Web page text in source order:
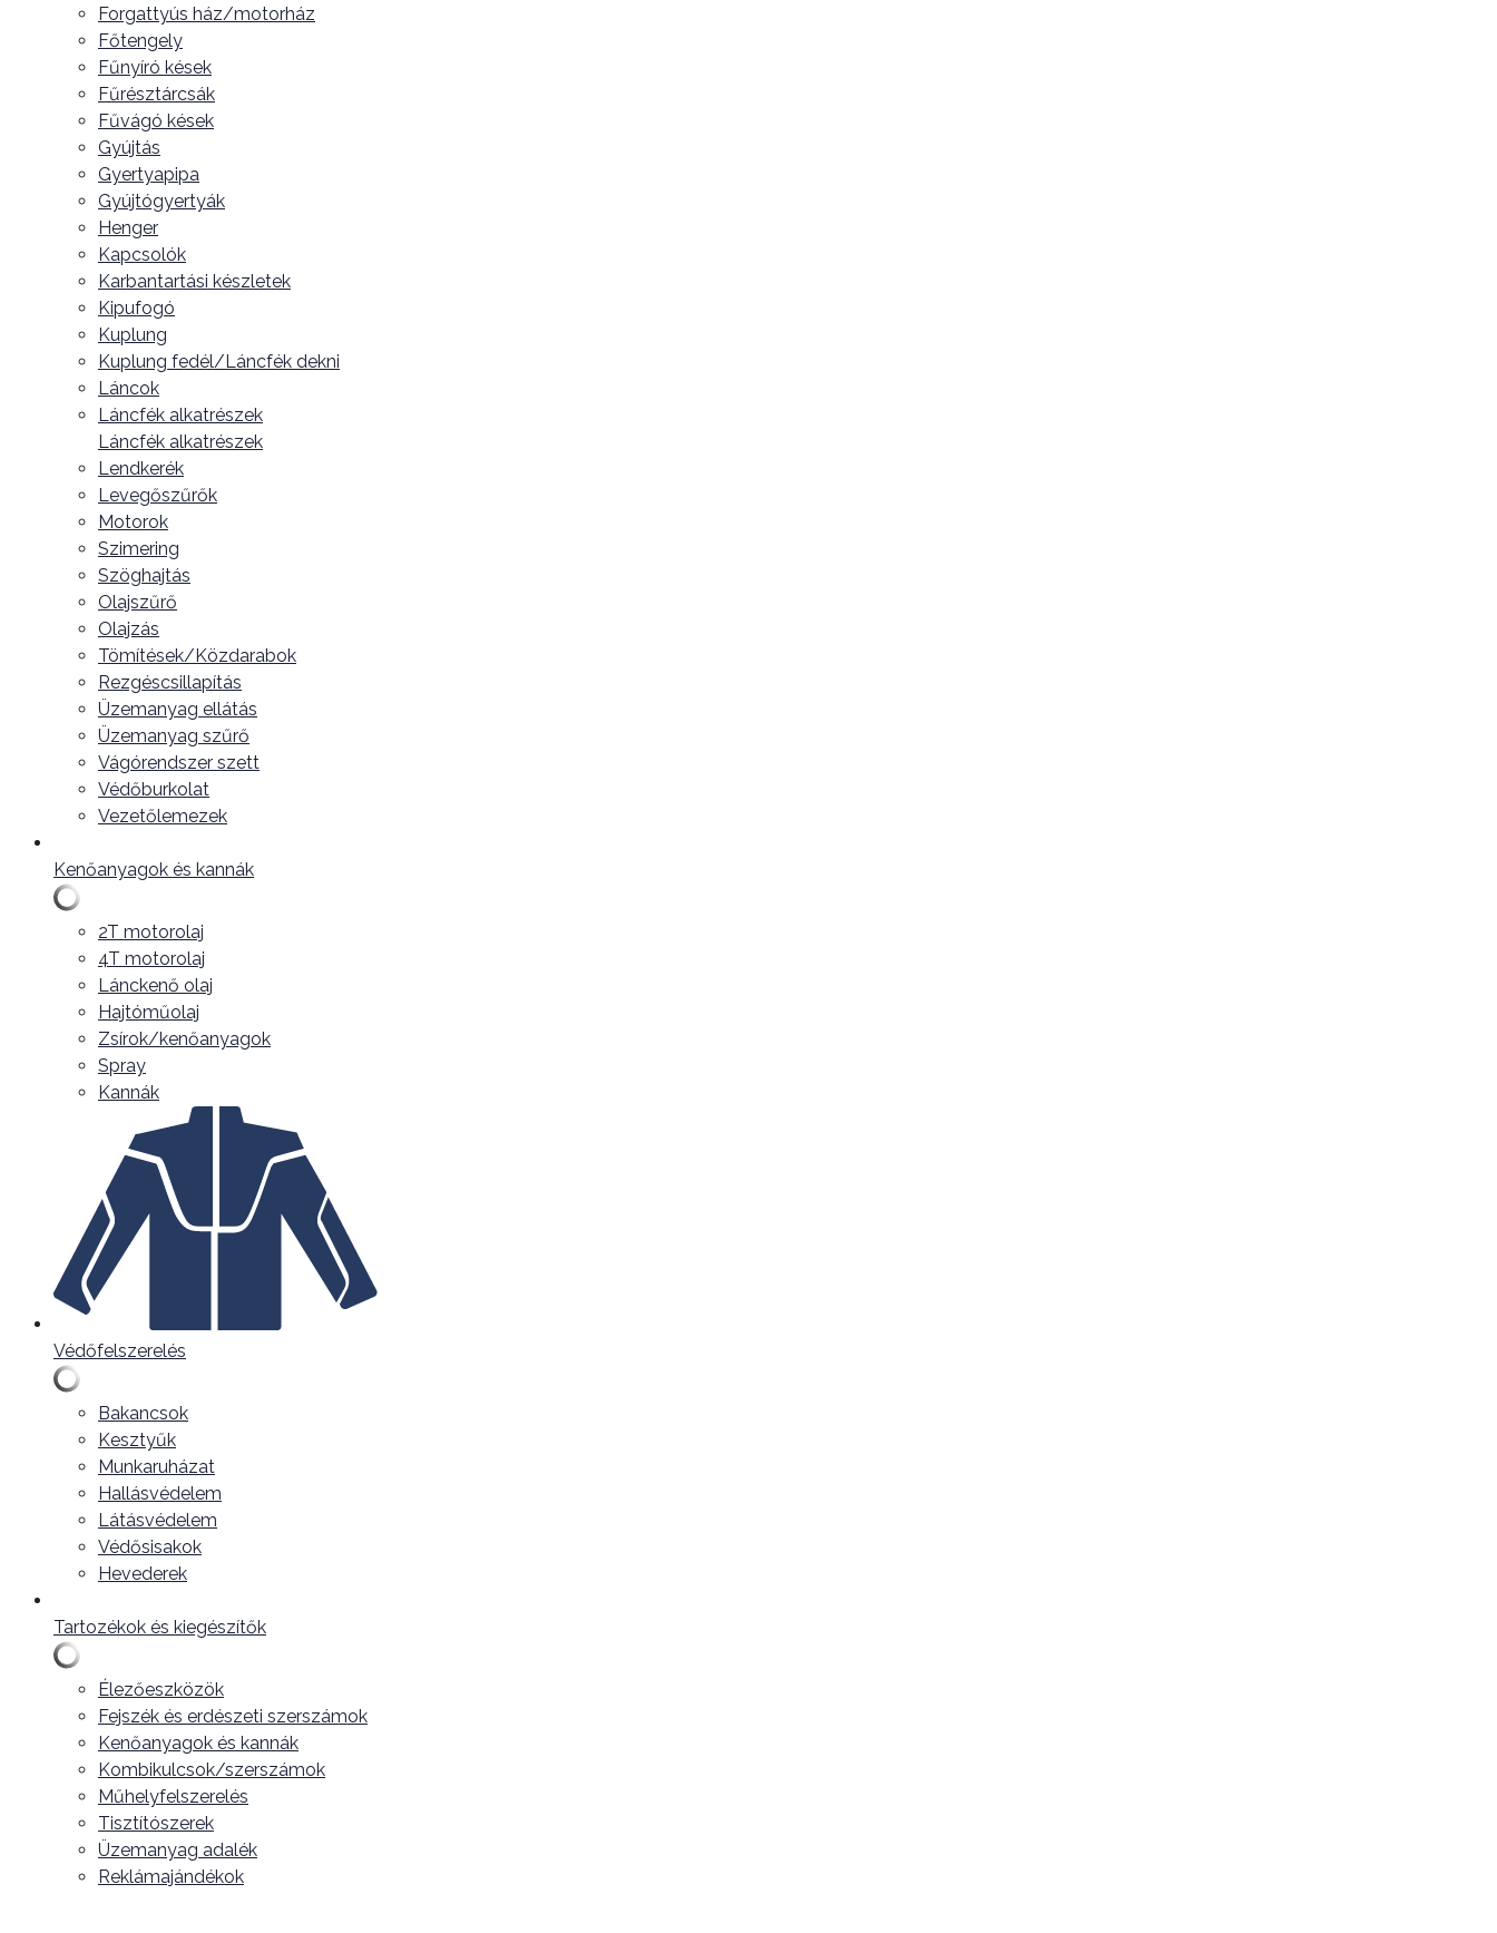
Forgattyús ház/motorház
Főtengely
Fűnyíró kések
Fűrésztárcsák
Fűvágó kések
Gyújtás
Gyertyapipa
Gyújtógyertyák
Henger
Kapcsolók
Karbantartási készletek
Kipufogó
Kuplung
Kuplung fedél/Láncfék dekni
Láncok
Láncfék alkatrészek
Láncfék alkatrészek
Lendkerék
Levegőszűrők
Motorok
Szimering
Szöghajtás
Olajszűrő
Olajzás
Tömítések/Közdarabok
Rezgéscsillapítás
Üzemanyag ellátás
Üzemanyag szűrő
Vágórendszer szett
Védőburkolat
Vezetőlemezek
Kenőanyagok és kannák
2T motorolaj
4T motorolaj
Lánckenő olaj
Hajtóműolaj
Zsírok/kenőanyagok
Spray
Kannák
Védőfelszerelés
Bakancsok
Kesztyűk
Munkaruházat
Hallásvédelem
Látásvédelem
Védősisakok
Hevederek
Tartozékok és kiegészítők
Élezőeszközök
Fejszék és erdészeti szerszámok
Kenőanyagok és kannák
Kombikulcsok/szerszámok
Műhelyfelszerelés
Tisztítószerek
Üzemanyag adalék
Reklámajándékok